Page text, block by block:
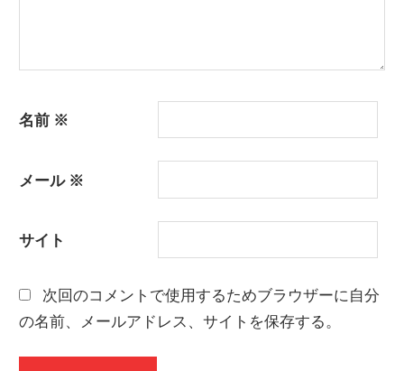
名前 ※
メール ※
サイト
次回のコメントで使用するためブラウザーに自分
の名前、メールアドレス、サイトを保存する。